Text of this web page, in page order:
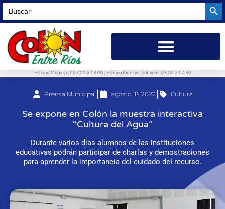
Search
for:
Horario Municipal: 07:00 a 13:00 | Horario Ingresos Públicos: 07:00 a 17:30
Prensa Municipal agosto 18, 2022 Cultura
Se expone en Colón la muestra interactiva
“Cultura del Agua”
Durante varios días alumnos de las instituciones
educativas podrán participar de charlas y demostraciones
para aprender la importancia del cuidado del recurso.